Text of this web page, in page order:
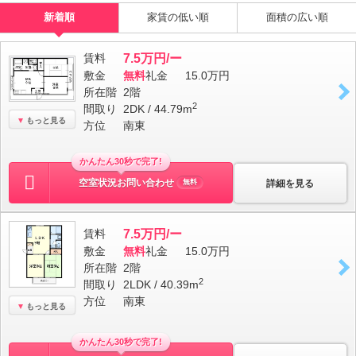
新着順 家賃の低い順 面積の広い順
もっと見る
賃料 7.5万円/ー
敷金 無料礼金
15.0万円
所在階 2階
間取り
2DK / 44.79m2
方位 南東
詳細を見る
かんたん30秒で完了!
空室状況お問い合わせ 無料
もっと見る
賃料 7.5万円/ー
敷金 無料礼金
15.0万円
所在階 2階
間取り
2LDK / 40.39m2
方位 南東
かんたん30秒で完了!